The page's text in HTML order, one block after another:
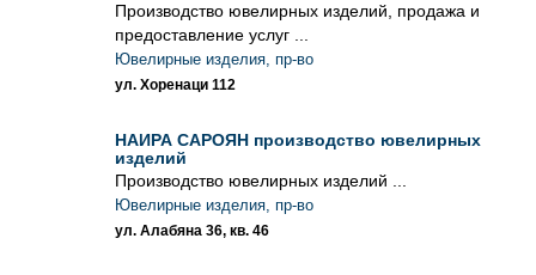
Производство ювелирных изделий, продажа и
предоставление услуг ...
Ювелирные изделия, пр-во
ул. Хоренаци 112
НАИРА САРОЯН производство ювелирных
изделий
Производство ювелирных изделий ...
Ювелирные изделия, пр-во
ул. Алабяна 36, кв. 46